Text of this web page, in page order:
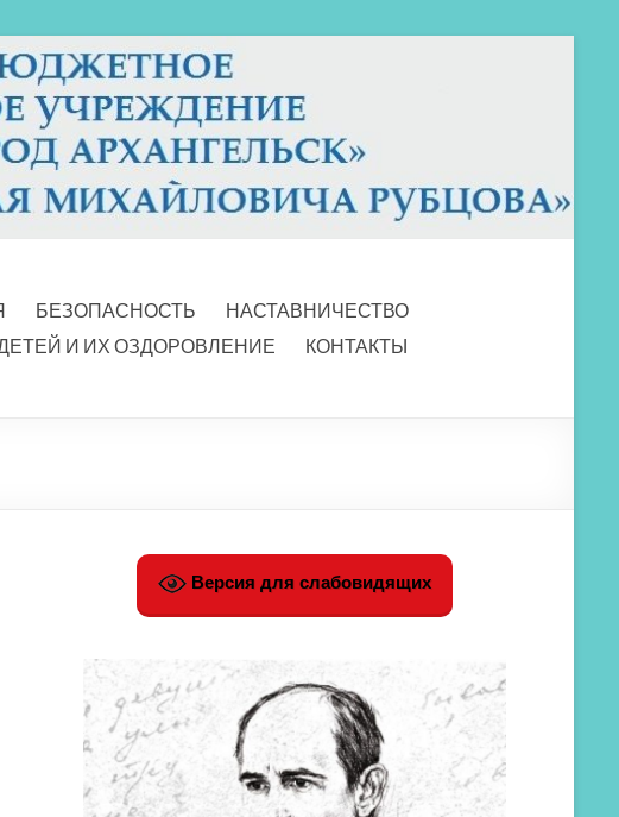
БЕЗОПАСНОСТЬ
НАСТАВНИЧЕСТВО
И ИХ ОЗДОРОВЛЕНИЕ
КОНТАКТЫ
Версия для слабовидящих